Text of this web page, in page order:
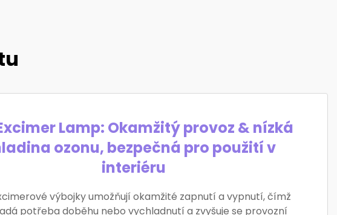
Lamp: Okamžitý provoz & nízká
ozonu, bezpečná pro použití v
interiéru
výbojky umožňují okamžité zapnutí a vypnutí, čímž
potřeba doběhu nebo vychladnutí a zvyšuje se provozní